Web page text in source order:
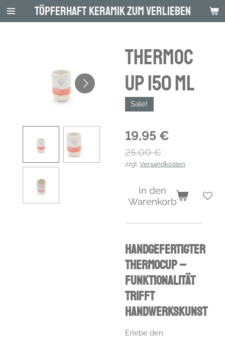
Zum
Hauptinhalt
Töpferhaft Keramik zum Verlieben
Thermoc
up 150 ml
Sale!
19,95 €
25,00 €
zzgl. Versandkosten
In den
Warenkorb
Handgefertigter
Thermocup –
Funktionalität
trifft
Handwerkskunst
Erlebe den